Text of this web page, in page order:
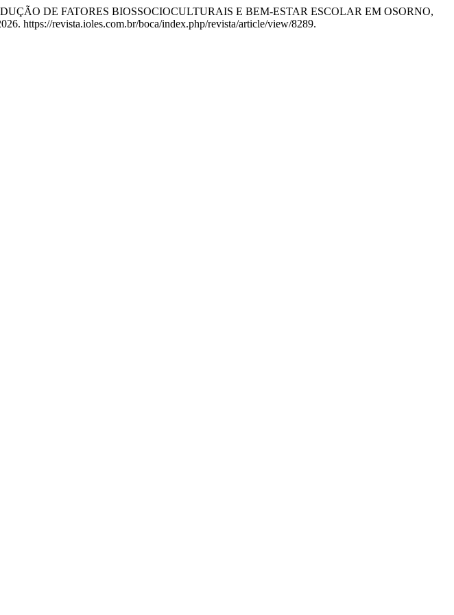
DE FATORES BIOSSOCIOCULTURAIS E BEM-ESTAR ESCOLAR EM OSORNO,
https://revista.ioles.com.br/boca/index.php/revista/article/view/8289.